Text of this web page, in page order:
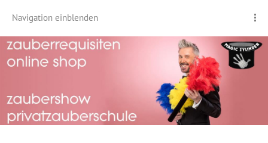
Navigation einblenden